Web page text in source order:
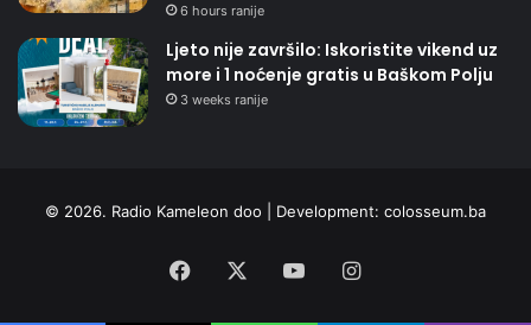
6 hours ranije
Ljeto nije završilo: Iskoristite vikend uz
more i 1 noćenje gratis u Baškom Polju
3 weeks ranije
© 2026. Radio Kameleon doo | Development: colosseum.ba
Facebook YouTubeInstagram